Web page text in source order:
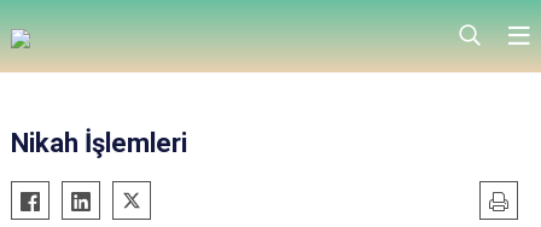
Nikah İşlemleri